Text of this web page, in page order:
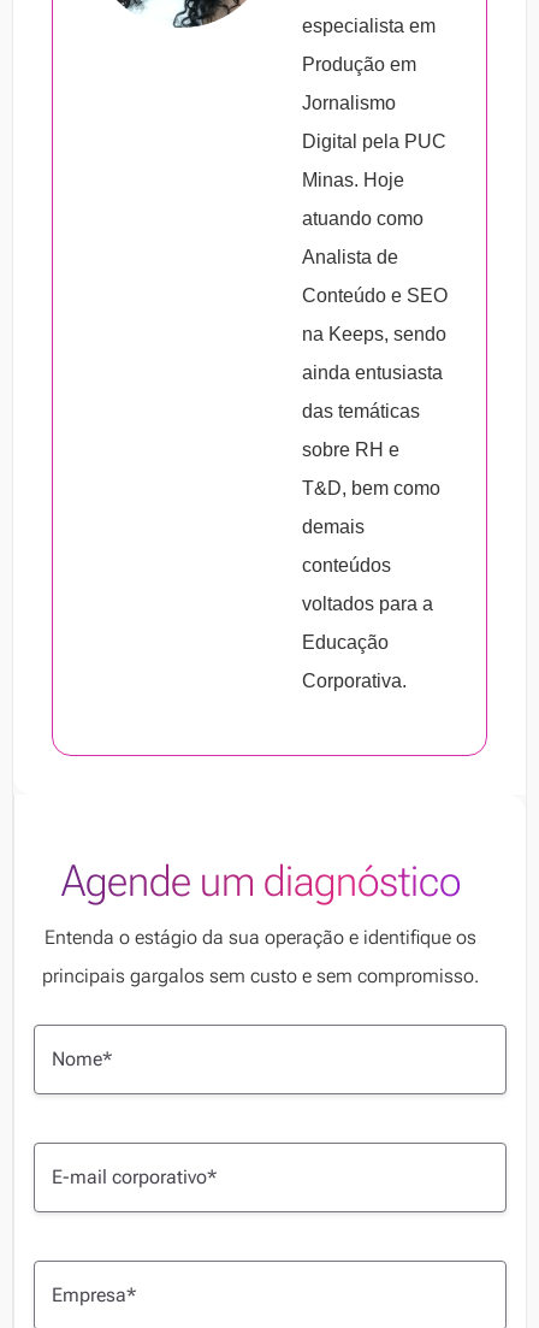
identificarem e atingissem suas metas.
progressos.
os objetivos devem ser
possíveis, reais e concretos.
devem entregar algo que
seja passível de ser somado às metas
precisam ser cumpridos
dentro de um período de tempo determinado.
especialista em
Produção em
Jornalismo
Digital pela PUC
Minas. Hoje
atuando como
Analista de
Conteúdo e SEO
na Keeps, sendo
ainda entusiasta
das temáticas
sobre RH e
T&D, bem como
demais
conteúdos
voltados para a
Educação
Corporativa.
Agende um diagnóstico
Entenda o estágio da sua operação e identifique os
principais gargalos sem custo e sem compromisso.